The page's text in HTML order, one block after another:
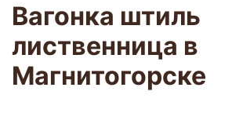
Вагонка штиль
лиственница в
Магнитогорске